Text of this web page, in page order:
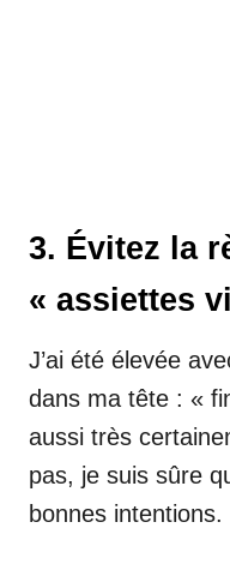
3. Évitez la
« assiettes
J’ai été élevée
dans ma tête : «
aussi très
pas, je suis sûre
bonnes intentions.